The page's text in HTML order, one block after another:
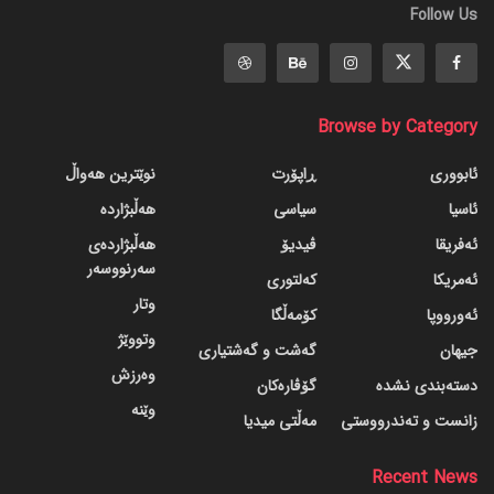
Follow Us
Browse by Category
ئابووری
ئاسیا
ئەفریقا
ئەمریکا
ئەورووپا
جیهان
دسته‌بندی نشده
زانست و تەندرووستی
ڕاپۆرت
سیاسی
ڤیدیۆ
کەلتوری
کۆمەڵگا
گه‌شت و گه‌شتیاری
گۆڤاره‌کان
مەڵتی میدیا
نوێترین هەواڵ
هەڵبژاردە
هەڵبژاردەی
سەرنووسەر
وتار
وتووێژ
وەرزش
وێنە
Recent News